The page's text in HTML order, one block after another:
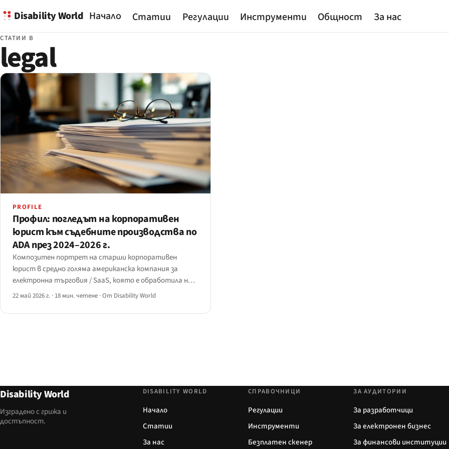
Disability World Начало Статии Регулации Инструменти Общност За нас
СТАТИИ В
legal
PROFILE
Профил: погледът на корпоративен
юрист към съдебните производства по
ADA през 2024–2026 г.
Композитен портрет на старши корпоративен
юрист в средно голяма американска компания за
електронна търговия / SaaS, която е обработила над
50 предупредителни писма за уеб достъпност по ADA
от страната на ищците, прозорецът за ранно
22 май 2026 г. · 18 мин. четене ·От Disability World
Disability World
Изградено с грижа и
достъпност.
DISABILITY WORLD
Начало
Статии
За нас
СПРАВОЧНИЦИ
Регулации
Инструменти
Безплатен скенер
ЗА АУДИТОРИИ
За разработчици
За електронен бизнес
За финансови институции